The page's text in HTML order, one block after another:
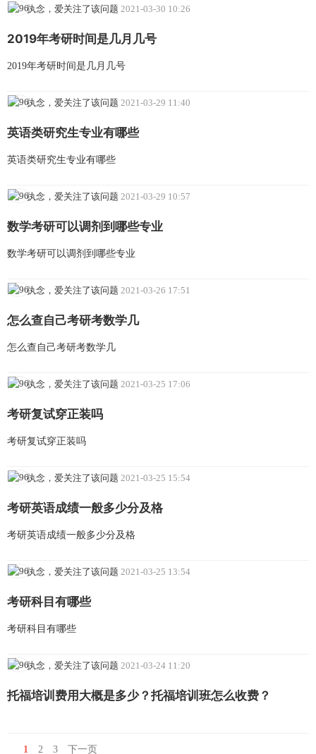
执念，爱关注了该问题 2021-03-30 10:26
2019年考研时间是几月几号
2019年考研时间是几月几号
执念，爱关注了该问题 2021-03-29 11:40
英语类研究生专业有哪些
英语类研究生专业有哪些
执念，爱关注了该问题 2021-03-29 10:57
数学考研可以调剂到哪些专业
数学考研可以调剂到哪些专业
执念，爱关注了该问题 2021-03-26 17:51
怎么查自己考研考数学几
怎么查自己考研考数学几
执念，爱关注了该问题 2021-03-25 17:06
考研复试穿正装吗
考研复试穿正装吗
执念，爱关注了该问题 2021-03-25 15:54
考研英语成绩一般多少分及格
考研英语成绩一般多少分及格
执念，爱关注了该问题 2021-03-25 13:54
考研科目有哪些
考研科目有哪些
执念，爱关注了该问题 2021-03-24 11:20
托福培训费用大概是多少？托福培训班怎么收费？
1 2 3 下一页